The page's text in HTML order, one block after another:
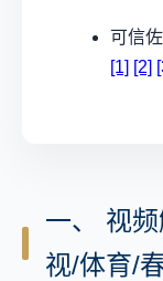
可信佐
[1] [2]
一、 视
视/体育/春